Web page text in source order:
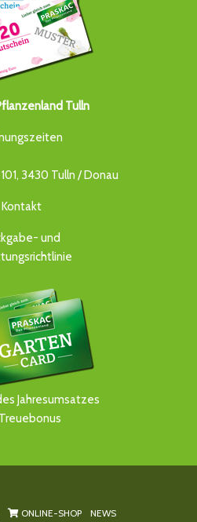
Tulln
3430 Tulln / Donau
Kontakt
und
Jahresumsatzes
ONLINE-SHOP NEWS